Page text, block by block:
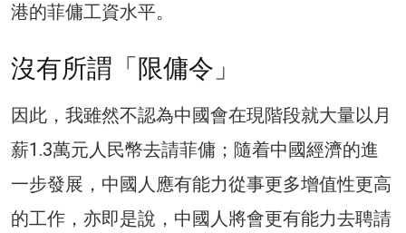
港的菲傭工資水平。
沒有所謂「限傭令」
因此，我雖然不認為中國會在現階段就大量以月
薪1.3萬元人民幣去請菲傭；隨着中國經濟的進
一步發展，中國人應有能力從事更多增值性更高
的工作，亦即是說，中國人將會更有能力去聘請